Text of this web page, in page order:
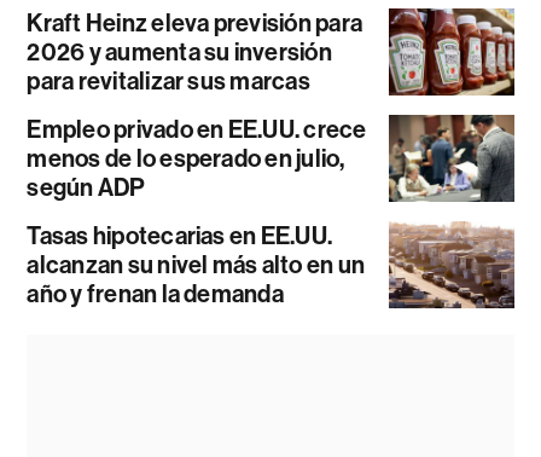
Kraft Heinz eleva previsión para
2026 y aumenta su inversión
para revitalizar sus marcas
Empleo privado en EE.UU. crece
menos de lo esperado en julio,
según ADP
Tasas hipotecarias en EE.UU.
alcanzan su nivel más alto en un
año y frenan la demanda